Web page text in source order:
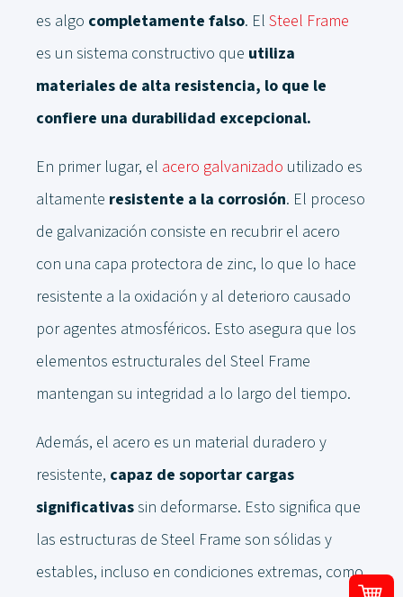
es algo completamente falso. El Steel Frame
es un sistema constructivo que utiliza
materiales de alta resistencia, lo que le
confiere una durabilidad excepcional.
En primer lugar, el acero galvanizado utilizado es
altamente resistente a la corrosión. El proceso
de galvanización consiste en recubrir el acero
con una capa protectora de zinc, lo que lo hace
resistente a la oxidación y al deterioro causado
por agentes atmosféricos. Esto asegura que los
elementos estructurales del Steel Frame
mantengan su integridad a lo largo del tiempo.
Además, el acero es un material duradero y
resistente, capaz de soportar cargas
significativassin deformarse. Esto significa que
las estructuras de Steel Frame son sólidas y
estables, incluso en condiciones extremas, como